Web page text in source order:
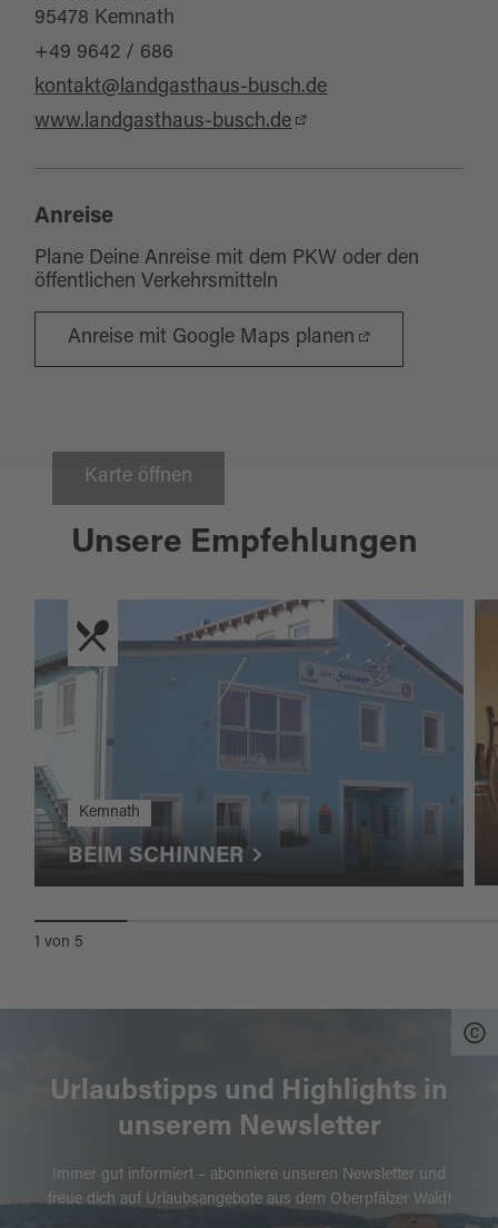
Karte öffnen
95478 Kemnath
+49 9642 / 686
kontakt@landgasthaus-busch.de
www.landgasthaus-busch.de
Anreise
Plane Deine Anreise mit dem PKW oder den
öffentlichen Verkehrsmitteln
Anreise mit Google Maps planen
Unsere Empfehlungen
Kemnath
BEIM SCHINNER
1 von 5
Urlaubstipps und Highlights in
unserem Newsletter
Immer gut informiert – abonniere unseren Newsletter und
freue dich auf Urlaubsangebote aus dem Oberpfälzer Wald!